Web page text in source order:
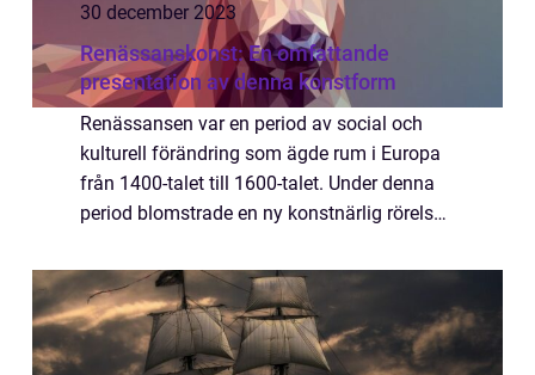
30 december 2023
Renässanskonst: En omfattande
presentation av denna konstform
Renässansen var en period av social och
kulturell förändring som ägde rum i Europa
från 1400-talet till 1600-talet. Under denna
period blomstrade en ny konstnärlig rörelse
konstform var starkt influerad av de antika
gre...